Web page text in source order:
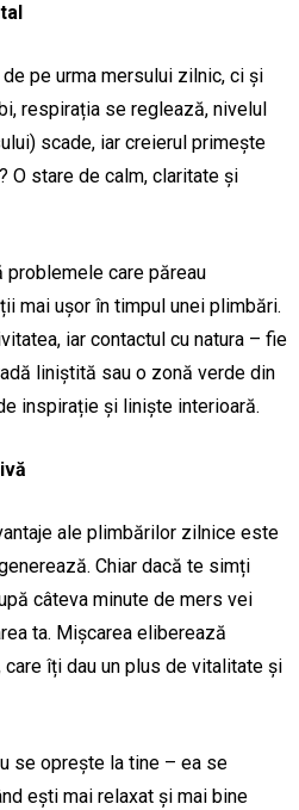
pe urma mersului zilnic, ci și
respirația se reglează, nivelul
scade, iar creierul primește
O stare de calm, claritate și
problemele care păreau
mai ușor în timpul unei plimbări.
iar contactul cu natura – fie
liniștită sau o zonă verde din
inspirație și liniște interioară.
ale plimbărilor zilnice este
Chiar dacă te simți
câteva minute de mers vei
ta. Mișcarea eliberează
îți dau un plus de vitalitate și
se oprește la tine – ea se
ești mai relaxat și mai bine